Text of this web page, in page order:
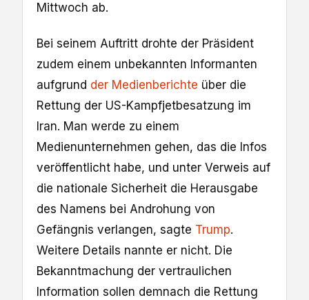
Mittwoch ab.
Bei seinem Auftritt drohte der Präsident
zudem einem unbekannten Informanten
aufgrund der Medienberichte über die
Rettung der US-Kampfjetbesatzung im
Iran. Man werde zu einem
Medienunternehmen gehen, das die Infos
veröffentlicht habe, und unter Verweis auf
die nationale Sicherheit die Herausgabe
des Namens bei Androhung von
Gefängnis verlangen, sagte Trump.
Weitere Details nannte er nicht. Die
Bekanntmachung der vertraulichen
Information sollen demnach die Rettung